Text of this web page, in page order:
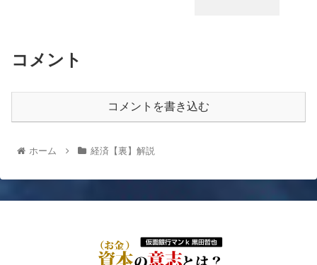
コメント
コメントを書き込む
ホーム 経済【裏】解説